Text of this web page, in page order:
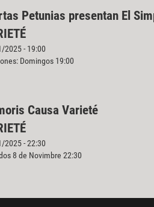
Petunias presentan El
2025 - 19:00
Domingos 19:00
Causa Varieté
2025 - 22:30
8 de Novimbre 22:30